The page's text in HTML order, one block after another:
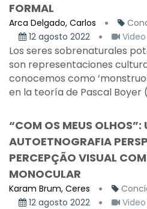
FORMAL
Arca Delgado, Carlos
12 agosto 2022
Video
Los seres sobrenaturales
son representaciones
conocemos como
en la teoría de Pascal Boyer
“COM OS MEUS OLHOS”:
AUTOETNOGRAFIA
PERCEPÇÃO VISUAL
MONOCULAR
Karam Brum, Ceres
12 agosto 2022
Video